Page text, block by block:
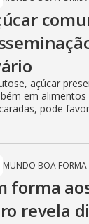
açúcar
em alimentos
pode
MUNDO BOA FORMA
forma
revela